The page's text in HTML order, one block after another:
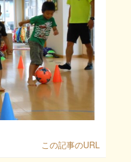
この記事のURL